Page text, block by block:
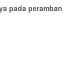
pada peramban